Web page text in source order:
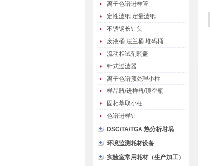
离子色谱进样管
定性滤纸 定量滤纸
不锈钢长针头
废液桶 法兰桶 堆码桶
流动相试剂瓶盖
针式过滤器
离子色谱预处理小柱
样品瓶/进样瓶/顶空瓶
固相萃取小柱
色谱进样针
DSC/TA/TGA 热分析坩埚
环境监测耗材设备
实验室常用耗材（生产加工）